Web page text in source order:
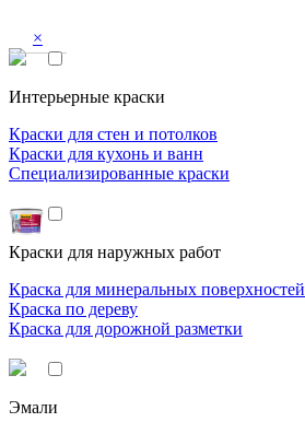
×
Интерьерные краски
Краски для стен и потолков
Краски для кухонь и ванн
Специализированные краски
Краски для наружных работ
Краска для минеральных поверхностей
Краска по дереву
Краска для дорожной разметки
Эмали